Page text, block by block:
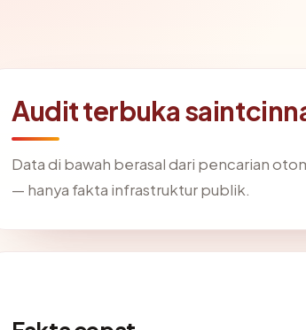
Audit terbuka
Data di bawah berasal dari pencarian
— hanya fakta infrastruktur publik.